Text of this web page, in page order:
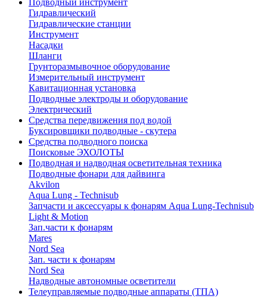
Подводный инструмент
Гидравлический
Гидравлические станции
Инструмент
Насадки
Шланги
Грунторазмывочное оборудование
Измерительный инструмент
Кавитационная установка
Подводные электроды и оборудование
Электрический
Средства передвижения под водой
Буксировщики подводные - скутера
Средства подводного поиска
Поисковые ЭХОЛОТЫ
Подводная и надводная осветительная техника
Подводные фонари для дайвинга
Akvilon
Aqua Lung - Technisub
Запчасти и аксессуары к фонарям Aqua Lung-Technisub
Light & Motion
Зап.части к фонарям
Mares
Nord Sea
Зап. части к фонарям
Nord Sea
Надводные автономные осветители
Телеуправляемые подводные аппараты (ТПА)